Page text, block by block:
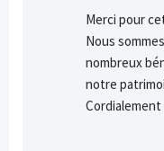
Merci pour
Nous
nombreux
notre
Cordialement